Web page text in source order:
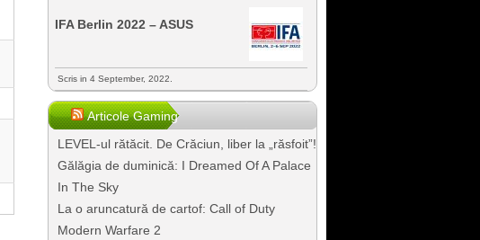
IFA Berlin 2022 – ASUS
Scris in 4 September, 2022.
Articole Gaming
LEVEL-ul rătăcit. De Crăciun, liber la „răsfoit”!
Gălăgia de duminică: I Dreamed Of A Palace
In The Sky
La o aruncatură de cartof: Call of Duty
Modern Warfare 2